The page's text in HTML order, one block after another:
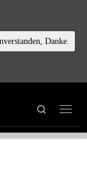
Search
Danke.